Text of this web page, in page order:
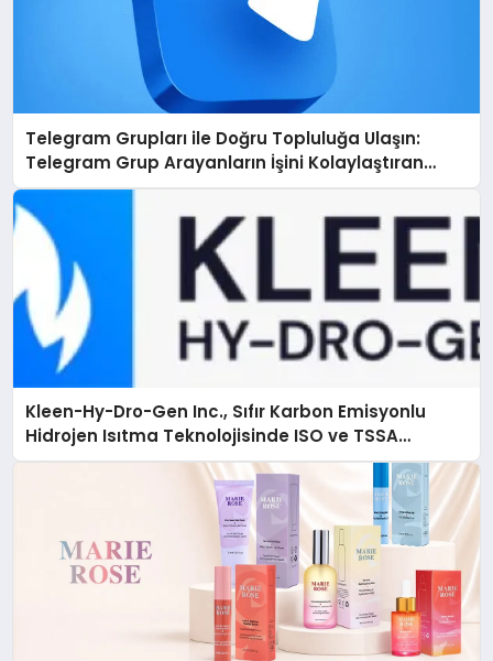
Telegram Grupları ile Doğru Topluluğa Ulaşın:
Telegram Grup Arayanların İşini Kolaylaştıran
Çözüm
Kleen-Hy-Dro-Gen Inc., Sıfır Karbon Emisyonlu
Hidrojen Isıtma Teknolojisinde ISO ve TSSA
Düzenleyici Onaylarını Aldı